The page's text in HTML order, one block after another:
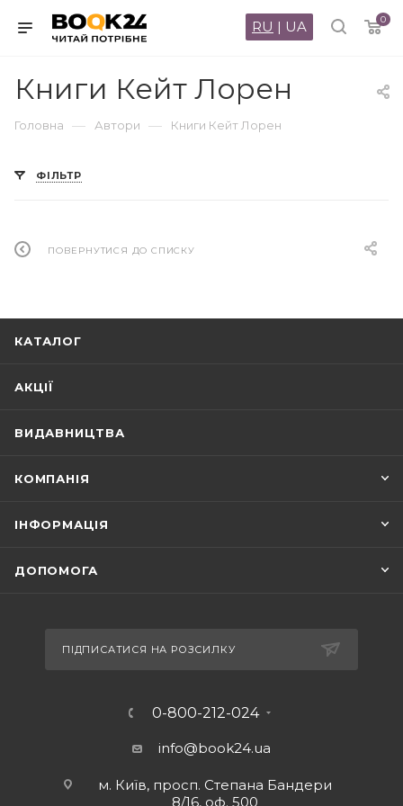
0
RU | UA
Книги Кейт Лорен
Головна — Автори — Книги Кейт Лорен
ФІЛЬТР
ПОВЕРНУТИСЯ ДО СПИСКУ
КАТАЛОГ
АКЦІЇ
ВИДАВНИЦТВА
КОМПАНІЯ
ІНФОРМАЦІЯ
ДОПОМОГА
ПІДПИСАТИСЯ НА РОЗСИЛКУ
0-800-212-024
info@book24.ua
м. Київ, просп. Степана Бандери
8/16, оф. 500